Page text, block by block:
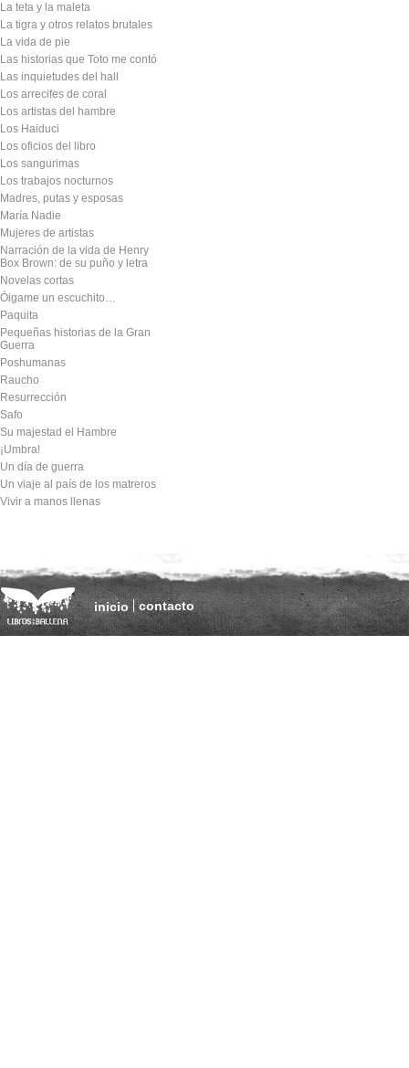
La teta y la maleta
La tigra y otros relatos brutales
La vida de pie
Las historias que Toto me contó
Las inquietudes del hall
Los arrecifes de coral
Los artistas del hambre
Los Haiduci
Los oficios del libro
Los sangurimas
Los trabajos nocturnos
Madres, putas y esposas
María Nadie
Mujeres de artistas
Narración de la vida de Henry
Box Brown: de su puño y letra
Novelas cortas
Óigame un escuchito…
Paquita
Pequeñas historias de la Gran
Guerra
Poshumanas
Raucho
Resurrección
Safo
Su majestad el Hambre
¡Umbra!
Un día de guerra
Un viaje al país de los matreros
Vivir a manos llenas
inicio contacto